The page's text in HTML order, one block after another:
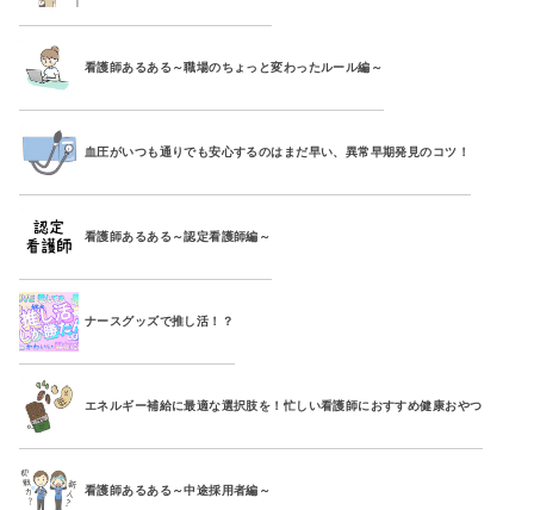
看護師あるある～職場のちょっと変わったルール編～
血圧がいつも通りでも安心するのはまだ早い、異常早期発見のコツ！
看護師あるある～認定看護師編～
ナースグッズで推し活！？
エネルギー補給に最適な選択肢を！忙しい看護師におすすめ健康おやつ
看護師あるある～中途採用者編～